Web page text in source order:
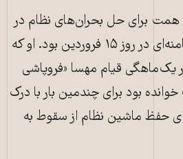
برای حل بحران‌های نظام در
مرکز صحبت‌های علی خامنه‌ای در روز ۱۵ فروردین بود. او که
سال ۱۴۰۱ و در یک‌ماهگی قیام مهسا «فروپاشی
بود برای چندمین بار با درک
حفظ ماشین نظام از سقوط به